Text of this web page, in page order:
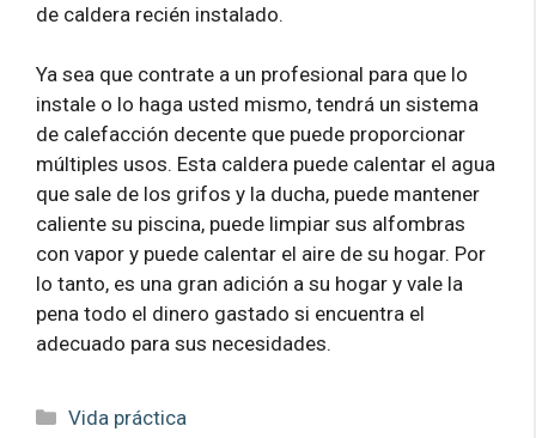
de caldera recién instalado.
Ya sea que contrate a un profesional para que lo
instale o lo haga usted mismo, tendrá un sistema
de calefacción decente que puede proporcionar
múltiples usos. Esta caldera puede calentar el agua
que sale de los grifos y la ducha, puede mantener
caliente su piscina, puede limpiar sus alfombras
con vapor y puede calentar el aire de su hogar. Por
lo tanto, es una gran adición a su hogar y vale la
pena todo el dinero gastado si encuentra el
adecuado para sus necesidades.
Categorías
Vida práctica